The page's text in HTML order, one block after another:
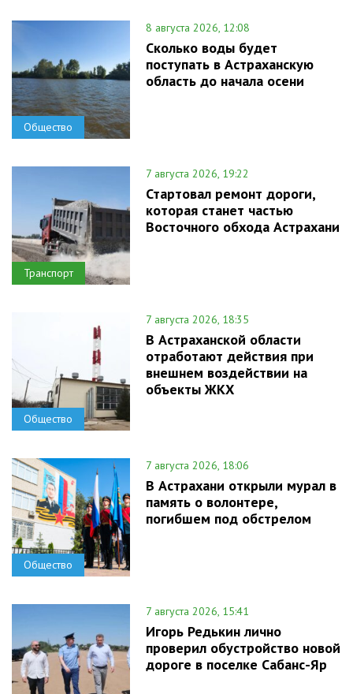
Общество
8 августа 2026, 12:08
Сколько воды будет
поступать в Астраханскую
область до начала осени
Транспорт
7 августа 2026, 19:22
Стартовал ремонт дороги,
которая станет частью
Восточного обхода Астрахани
Общество
7 августа 2026, 18:35
В Астраханской области
отработают действия при
внешнем воздействии на
объекты ЖКХ
Общество
7 августа 2026, 18:06
В Астрахани открыли мурал в
память о волонтере,
погибшем под обстрелом
7 августа 2026, 15:41
Игорь Редькин лично
проверил обустройство новой
дороге в поселке Сабанс-Яр